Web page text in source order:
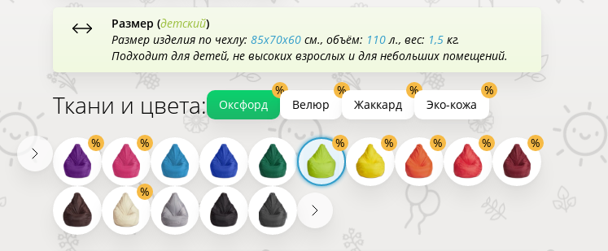
Размер (детский)
Размер изделия по чехлу: 85x70x60 см. объём: 110л. вес: 1,5 кг.
Подходит для детей, не высоких взрослых и для небольших помещений.
Ткани и цвета: Оксфорд Велюр Жаккард Эко-кожа